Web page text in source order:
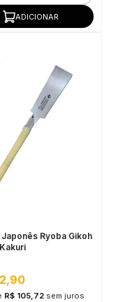
ADICIONAR
Ryoba Gikoh
R$ 105,72 sem juros